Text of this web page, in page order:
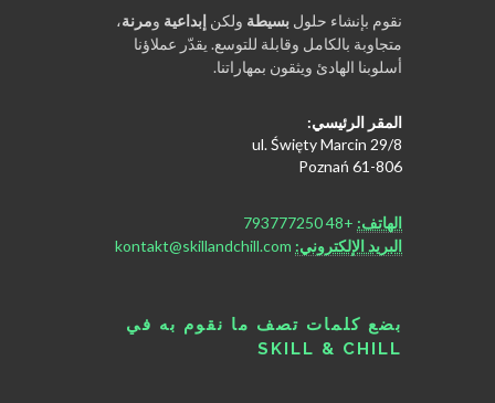
نقوم بإنشاء حلول بسيطة ولكن إبداعية ومرنة،
متجاوبة بالكامل وقابلة للتوسع. يقدّر عملاؤنا
أسلوبنا الهادئ ويثقون بمهاراتنا.
المقر الرئيسي:
ul. Święty Marcin 29/8
61-806 Poznań
الهاتف: +48 793777250
البريد الإلكتروني:
بضع كلمات تصف ما نقوم به في
SKILL & CHILL